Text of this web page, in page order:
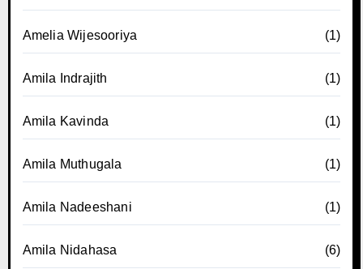
Amelia Wijesooriya (1)
Amila Indrajith (1)
Amila Kavinda (1)
Amila Muthugala (1)
Amila Nadeeshani (1)
Amila Nidahasa (6)